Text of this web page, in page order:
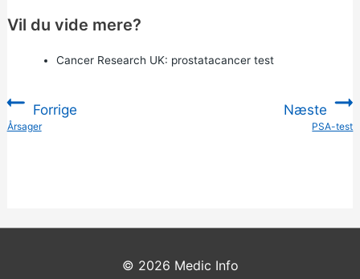
Vil du vide mere?
Cancer Research UK: prostatacancer test
Forrige
:Årsager
Næste
PSA-test
© 2026 Medic Info